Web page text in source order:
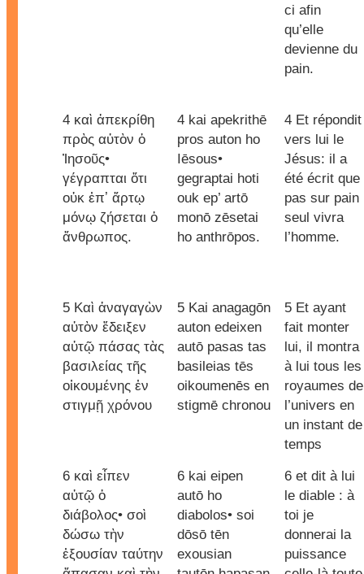
ci afin
qu’elle
devienne du
pain.
4 καὶ ἀπεκρίθη
πρὸς αὐτὸν ὁ
Ἰησοῦς•
γέγραπται ὅτι
οὐκ ἐπʼ ἄρτῳ
μόνῳ ζήσεται ὁ
ἄνθρωπος.
4 kai apekrithē
pros auton ho
Iēsous•
gegraptai hoti
ouk ep’ artō
monō zēsetai
ho anthrōpos.
4 Et répondit
vers lui le
Jésus: il a
été écrit que
pas sur pain
seul vivra
l’homme.
5 Καὶ ἀναγαγὼν
αὐτὸν ἔδειξεν
αὐτῷ πάσας τὰς
βασιλείας τῆς
οἰκουμένης ἐν
στιγμῇ χρόνου
5 Kai anagagōn
auton edeixen
autō pasas tas
basileias tēs
oikoumenēs en
stigmē chronou
5 Et ayant
fait monter
lui, il montra
à lui tous les
royaumes de
l’univers en
un instant de
temps
6 καὶ εἶπεν
αὐτῷ ὁ
διάβολος• σοὶ
δώσω τὴν
ἐξουσίαν ταύτην
6 kai eipen
autō ho
diabolos• soi
dōsō tēn
exousian
6 et dit à lui
le diable : à
toi je
donnerai la
puissance